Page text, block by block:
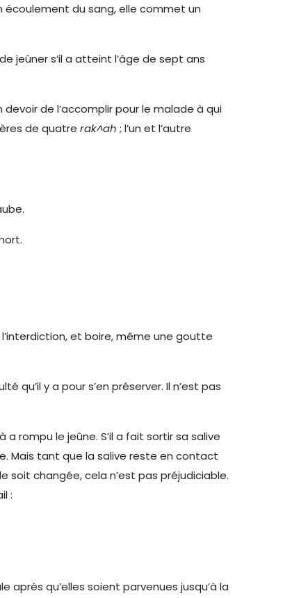
écoulement du sang, elle commet un
jeûner s’il a atteint l’âge de sept ans
de l’accomplir pour le malade à qui
de quatre rak^ah ; l’un et l’autre
et boire, même une goutte
qu’il y a pour s’en préserver. Il n’est pas
rompu le jeûne. S’il a fait sortir sa salive
Mais tant que la salive reste en contact
soit changée, cela n’est pas préjudiciable.
:
après qu’elles soient parvenues jusqu’à la